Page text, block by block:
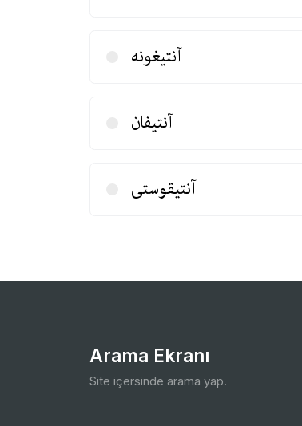
آنتیغونه
آنتیفان
آنتیقوستی
Arama Ekranı
Site içersinde arama yap.